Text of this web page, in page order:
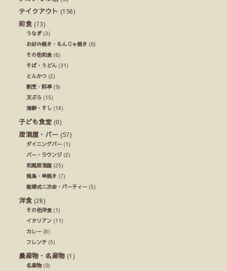
テイクアウト (156)
和食 (73)
うなぎ(3)
お好み焼き・もんじゃ焼き (6)
その他和食(6)
そば・うどん (31)
とんかつ (2)
割烹・料亭(9)
天ぷら (15)
海鮮・すし (14)
子ども食堂 (0)
居酒屋・バー (57)
ダイニングバー (1)
バー・ラウンジ (2)
和風居酒屋 (25)
焼鳥・串焼き (7)
結婚式ニ次会・パーティー (5)
洋食 (26)
その他洋食(1)
イタリアン (11)
カレー (8)
フレンチ (5)
農産物・名産物 (1)
名産物(0)